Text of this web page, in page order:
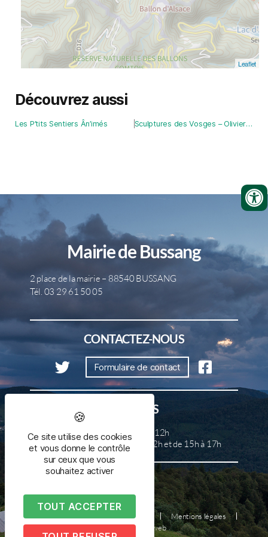
Leaflet
Découvrez aussi
Les P’tits Sentiers Ân’imés Sculptures des Vosges – Olivier Leduc
Mairie de Bussang
2 place de la mairie – 88540 BUSSANG
Tél. 03 29 61 50 05
CONTACTEZ-NOUS
Formulaire de contact
HORAIRES
Lundi, mercredi et samedi de 8h à 12h
Mardi, jeudi et vendredi de 8h à 12h et de 15h à 17h
Nous contacter
Mentions légales
Réalisé par illicoweb
Ce site utilise des cookies
et vous donne le contrôle
sur ceux que vous
souhaitez activer
TOUT ACCEPTER